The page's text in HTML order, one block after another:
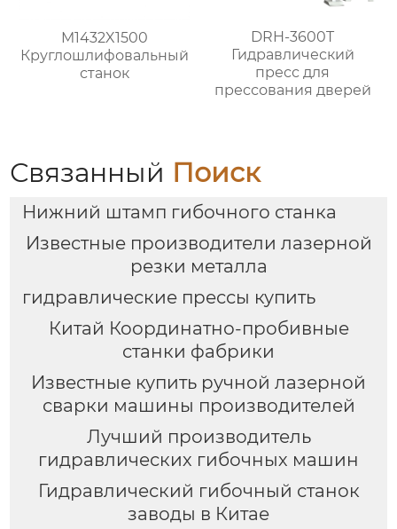
M1432X1500
Круглошлифовальный
станок
DRH-3600T
Гидравлический
пресс для
прессования дверей
Связанный Поиск
Нижний штамп гибочного станка
Известные производители лазерной
резки металла
гидравлические прессы купить
Китай Координатно-пробивные
станки фабрики
Известные купить ручной лазерной
сварки машины производителей
Лучший производитель
гидравлических гибочных машин
Гидравлический гибочный станок
заводы в Китае